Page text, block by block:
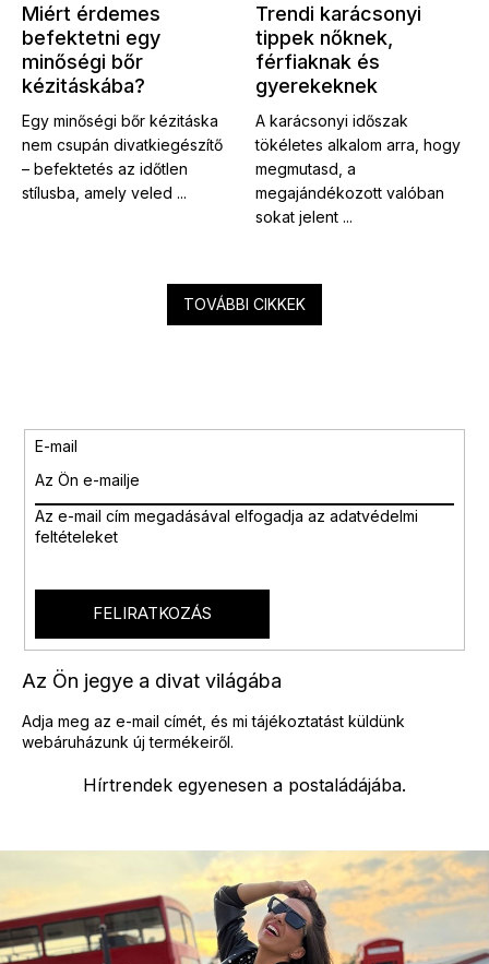
Miért érdemes
befektetni egy
minőségi bőr
kézitáskába?
Egy minőségi bőr kézitáska
nem csupán divatkiegészítő
– befektetés az időtlen
stílusba, amely veled ...
Trendi karácsonyi
tippek nőknek,
férfiaknak és
gyerekeknek
A karácsonyi időszak
tökéletes alkalom arra, hogy
megmutasd, a
megajándékozott valóban
sokat jelent ...
TOVÁBBI CIKKEK
Hírtrendek egyenesen a postaládájába.
Az Ön jegye a divat világába
Adja meg az e-mail címét, és mi tájékoztatást küldünk
webáruházunk új termékeiről.
E-mail
Az e-mail cím megadásával elfogadja az adatvédelmi
feltételeket
FELIRATKOZÁS